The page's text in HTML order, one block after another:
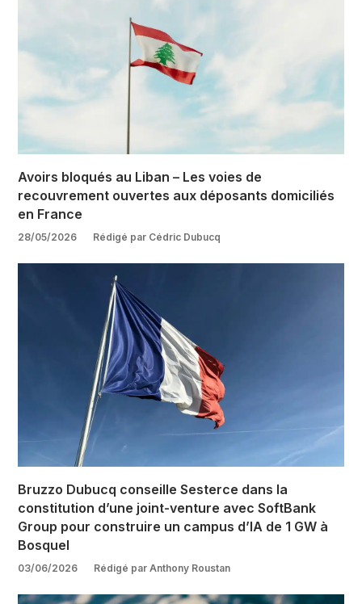
Bruzzo Dubucq conseille Sesterce dans la
constitution d’une joint-venture avec SoftBank
Group pour construire un campus d’IA de 1 GW à
Bosquel
03/06/2026 Rédigé par Anthony Roustan
Avoirs bloqués au Liban – Les voies de
recouvrement ouvertes aux déposants domiciliés
en France
28/05/2026 Rédigé par Cédric Dubucq